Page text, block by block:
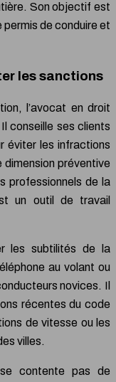
Son objectif est
permis de conduire et
les sanctions
l’avocat en droit
conseille ses clients
éviter les infractions
préventive
professionnels de la
un outil de travail
les subtilités de la
au volant ou
novices. Il
récentes du code
de vitesse ou les
villes.
contente pas de